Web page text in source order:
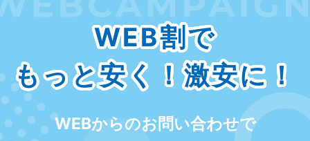
WEB割で
もっと安く！激安に！
WEBからのお問い合わせで